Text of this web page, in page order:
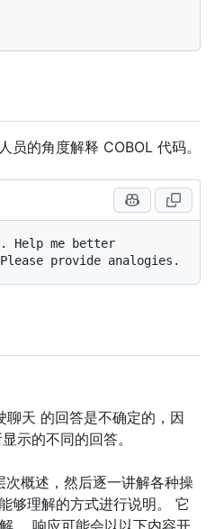
的角度解释 COBOL 代码。
Help me better
聊天 的回答是不确定的，因
示的不同的回答。
概述，然后逐一讲解各种操
够理解的方式进行说明。 它
。 响应可能会以以下内容开